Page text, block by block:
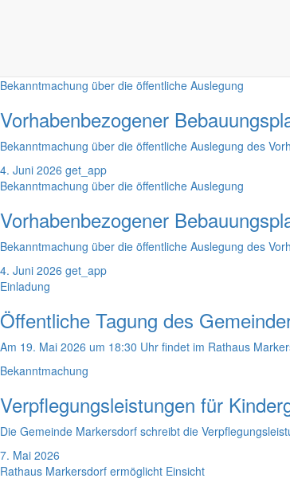
Die Gemeinde Markersdorf informiert über die
Bekanntmachung über die öffentliche Auslegung
Vorhabenbezogener
Bekanntmachung über die öffentliche Auslegung des
4. Juni 2026 get_app
Bekanntmachung über die öffentliche Auslegung
Vorhabenbezogener
Bekanntmachung über die öffentliche Auslegung des
4. Juni 2026 get_app
Einladung
Öffentliche Tagung des
Am 19. Mai 2026 um 18:30 Uhr findet im Rathaus
Bekanntmachung
Verpflegungsleistungen für
Die Gemeinde Markersdorf schreibt die
7. Mai 2026
Rathaus Markersdorf ermöglicht Einsicht